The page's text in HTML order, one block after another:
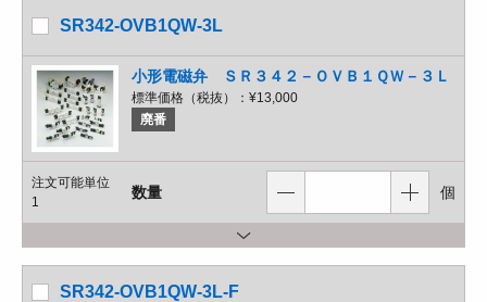
SR342-OVB1QW-3L
小形電磁弁 ＳＲ３４２－ＯＶＢ１ＱＷ－３Ｌ
標準価格（税抜）： ¥13,000
廃番
注文可能単位
1
数量 個
SR342-OVB1QW-3L-F